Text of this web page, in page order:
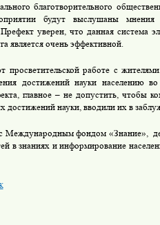
благотворительного
будут выслушаны мнения
уверен, что данная система
является очень эффективной.
работе с
достижений науки населению
главное – не допустить, чтобы
достижений науки, вводили их в
Международным фондом «Знание»,
в знаниях и информирование